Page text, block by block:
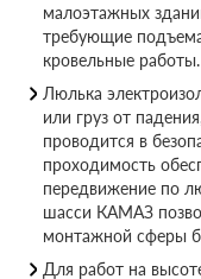
малоэтажных
требующие
кровельные работы.
Люлька
или груз от
проводится в
проходимость
передвижение по
шасси КАМАЗ
монтажной сферы
Для работ на